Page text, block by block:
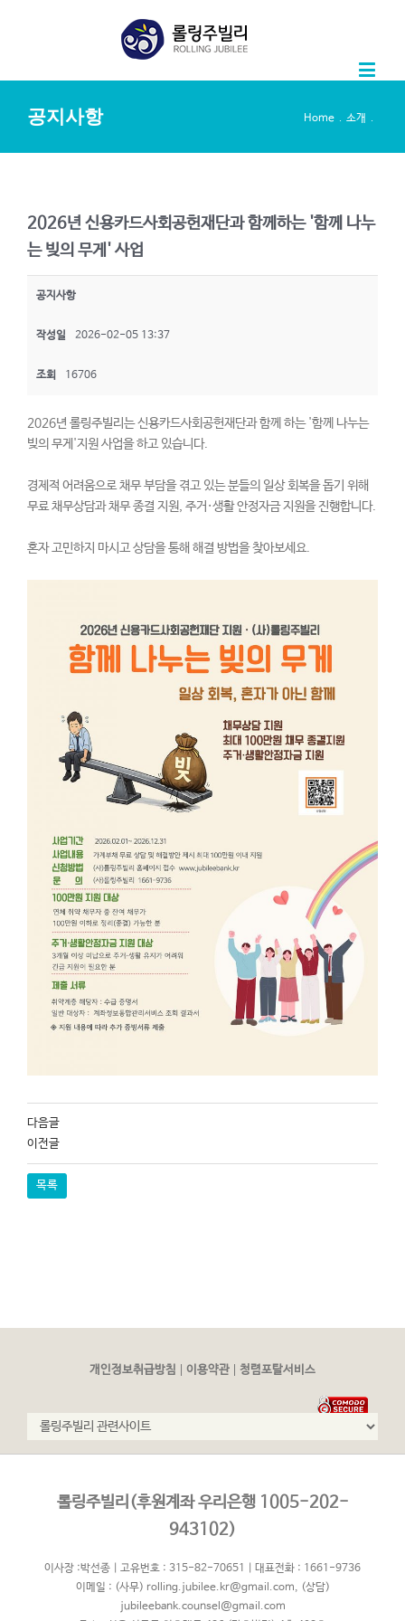
공지사항 Home 소개
2026년 신용카드사회공헌재단과 함께하는 '함께 나누
는 빚의 무게' 사업
공지사항
작성일 2026-02-05 13:37
조회 16706
2026년 롤링주빌리는 신용카드사회공헌재단과 함께 하는 '함께 나누는
빚의 무게'지원 사업을 하고 있습니다.
경제적 어려움으로 채무 부담을 겪고 있는 분들의 일상 회복을 돕기 위해
무료 채무상담과 채무 종결 지원, 주거·생활 안정자금 지원을 진행합니다.
혼자 고민하지 마시고 상담을 통해 해결 방법을 찾아보세요.
다음글
이전글
목록
개인정보취급방침 이용약관 청렴포탈서비스
롤링주빌리(후원계좌 우리은행 1005-202-
943102)
이사장 :박선종 | 고유번호 : 315-82-70651 | 대표전화 : 1661-9736
이메일 : (사무) rolling.jubilee.kr@gmail.com, (상담)
jubileebank.counsel@gmail.com